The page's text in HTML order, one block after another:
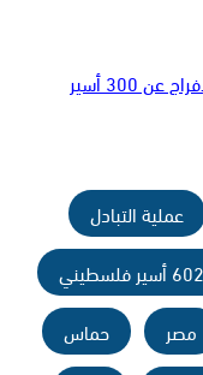
تسوية محتملة بين إسرائيل وحماس تشمل الإفراج عن 300 أسير
عملية التبادل
مصر
حماس